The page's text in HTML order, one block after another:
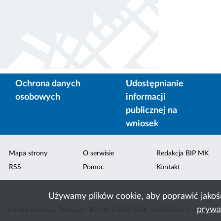
Używamy plików cookie, aby poprawić
Ochrona danych
osobowych
Udostępnianie
informacji
publicznej na
wniosek
Mapa strony
RSS
O serwisie
Pomoc
Redakcja BIP MK
Kontakt
Urząd Miasta Krakowa,